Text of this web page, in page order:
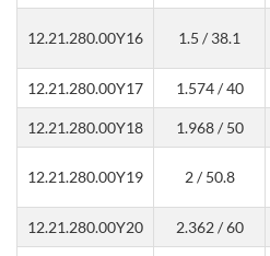
12.21.280.00Y16 1.5 / 38.1
12.21.280.00Y17 1.574 / 40
12.21.280.00Y18 1.968 / 50
12.21.280.00Y19 2 / 50.8
12.21.280.00Y20 2.362 / 60